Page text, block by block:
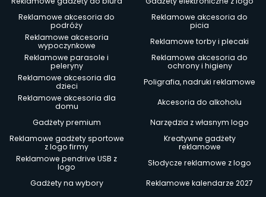
Reklamowe akcesoria do
podróży
Reklamowe akcesoria do
picia
Reklamowe akcesoria
wypoczynkowe
Reklamowe torby i plecaki
Reklamowe parasole i
peleryny
Reklamowe akcesoria do
ochrony i higieny
Reklamowe akcesoria dla
dzieci
Poligrafia, nadruki reklamowe
Reklamowe akcesoria dla
domu
Akcesoria do alkoholu
Gadżety premium
Narzędzia z własnym logo
Reklamowe gadżety sportowe
z logo firmy
Kreatywne gadżety
reklamowe
Reklamowe pendrive USB z
logo
Słodycze reklamowe z logo
Gadżety na wybory
Reklamowe kalendarze 2027